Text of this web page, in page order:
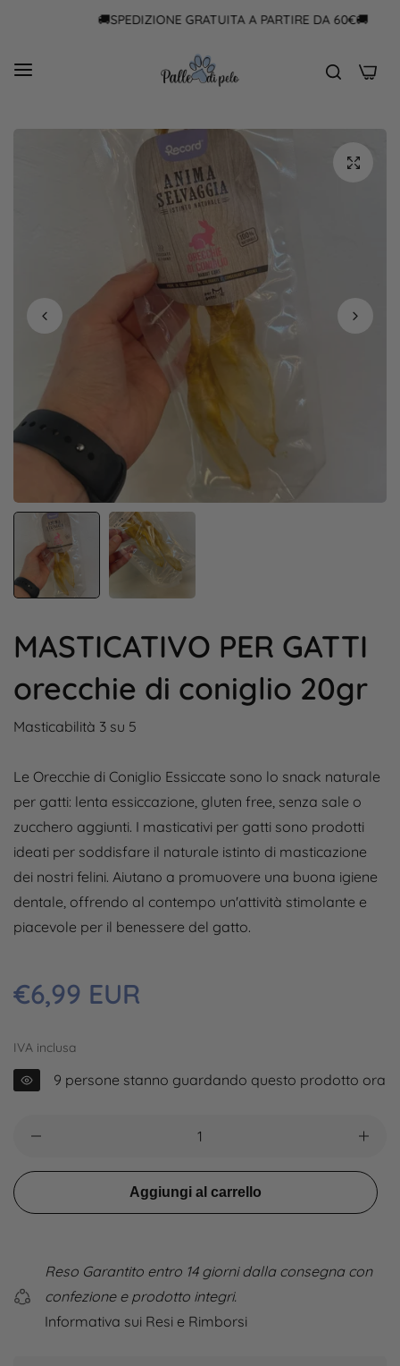
🚚SPEDIZIONE GRATUITA A PARTIRE DA 60€🚚
0
MASTICATIVO PER GATTI
orecchie di coniglio 20gr
Masticabilità 3 su 5
Le Orecchie di Coniglio Essiccate sono lo snack naturale
per gatti: lenta essiccazione, gluten free, senza sale o
zucchero aggiunti. I masticativi per gatti sono prodotti
ideati per soddisfare il naturale istinto di masticazione
dei nostri felini. Aiutano a promuovere una buona igiene
dentale, offrendo al contempo un'attività stimolante e
piacevole per il benessere del gatto.
Prezzo
regolare
€6,99 EUR
IVA inclusa
9 persone stanno guardando questo prodotto ora
Aggiungi al carrello
Reso Garantito entro 14 giorni dalla consegna con
confezione e prodotto integri.
Informativa sui Resi e Rimborsi